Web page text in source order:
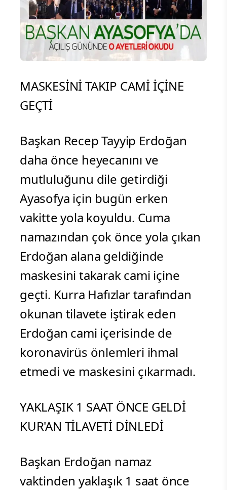
MASKESİNİ TAKIP CAMİ İÇİNE
GEÇTİ
Başkan Recep Tayyip Erdoğan
daha önce heyecanını ve
mutluluğunu dile getirdiği
Ayasofya için bugün erken
vakitte yola koyuldu. Cuma
namazından çok önce yola çıkan
Erdoğan alana geldiğinde
maskesini takarak cami içine
geçti. Kurra Hafızlar tarafından
okunan tilavete iştirak eden
Erdoğan cami içerisinde de
koronavirüs önlemleri ihmal
etmedi ve maskesini çıkarmadı.
YAKLAŞIK 1 SAAT ÖNCE GELDİ
KUR'AN TİLAVETİ DİNLEDİ
Başkan Erdoğan namaz
vaktinden yaklaşık 1 saat önce